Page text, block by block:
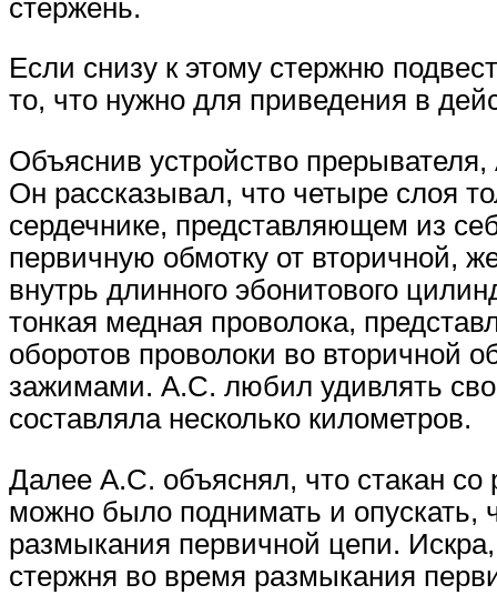
стержень.
Если снизу к этому стержню
то, что нужно для приведения в
Объяснив устройство
Он рассказывал, что четыре слоя
сердечнике, представляющем из
первичную обмотку от вторичной,
внутрь длинного эбонитового
тонкая медная проволока,
оборотов проволоки во вторичной
зажимами. А.С. любил удивлять
составляла несколько километров.
Далее А.С. объяснял, что стакан со
можно было поднимать и опускать,
размыкания первичной цепи.
стержня во время размыкания